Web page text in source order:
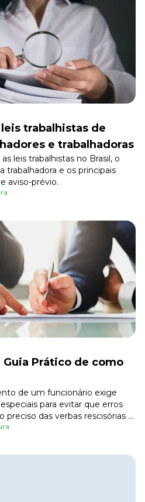
trabalhistas de
e trabalhadoras
leis trabalhistas no Brasil, o
trabalhadora e os principais
aviso-prévio.
Guia Prático de como
de um funcionário exige
para evitar que erros
preciso das verbas rescisórias é
ciclo seja encerrado de forma